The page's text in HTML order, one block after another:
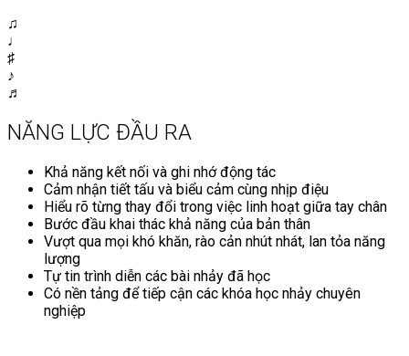
♫
♩
♯
♪
♬
NĂNG LỰC ĐẦU RA
Khả năng kết nối và ghi nhớ động tác
Cảm nhận tiết tấu và biểu cảm cùng nhịp điệu
Hiểu rõ từng thay đổi trong việc linh hoạt giữa tay chân
Bước đầu khai thác khả năng của bản thân
Vượt qua mọi khó khăn, rào cản nhút nhát, lan tỏa năng
lượng
Tự tin trình diễn các bài nhảy đã học
Có nền tảng để tiếp cận các khóa học nhảy chuyên
nghiệp